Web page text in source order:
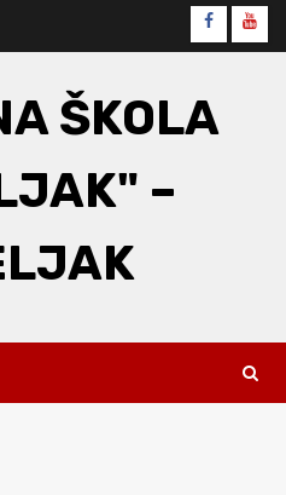
Facebook
ŠKOLA
–